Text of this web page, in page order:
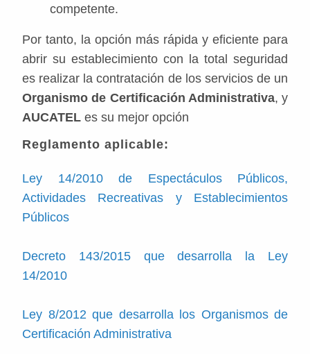
competente.
Por tanto, la opción más rápida y eficiente para
abrir su establecimiento con la total seguridad
es realizar la contratación de los servicios de un
Organismo de Certificación Administrativa, y
AUCATEL es su mejor opción
Reglamento aplicable:
Ley 14/2010 de Espectáculos Públicos,
Actividades Recreativas y Establecimientos
Públicos
Decreto 143/2015 que desarrolla la Ley
14/2010
Ley 8/2012 que desarrolla los Organismos de
Certificación Administrativa